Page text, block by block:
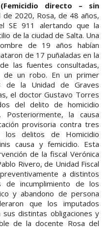
directo – sin
de 2020, Rosa, de 48 años,
SE 911 alertando que la
de la ciudad de Salta. Una
de 19 años habían
de 17 puñaladas en la
las fuentes consultadas,
un robo. En un primer
de la Unidad de Graves
el doctor Gustavo Torres
del delito de homicidio
Posteriormente, la causa
provisoria contra tres
delitos de Homicidio
causa y femicidio. Esta
de la fiscal Verónica
Rivero, de Unidad Fiscal
a distintos
de incumplimiento de los
y abandono de persona
que los imputados
distintas obligaciones y
de la docente Rosa del